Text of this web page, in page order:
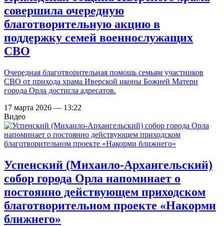
совершила очередную
благотворительную акцию в
поддержку семей военнослужащих
СВО
Очередная благотворительная помощь семьям участников
СВО от прихода храма Иверской иконы Божией Матери
города Орла достигла адресатов.
17 марта 2026 — 13:22
Видео
Успенский (Михаило-Архангельский)
собор города Орла напоминает о
постоянно действующем приходском
благотворительном проекте «Накорми
ближнего»